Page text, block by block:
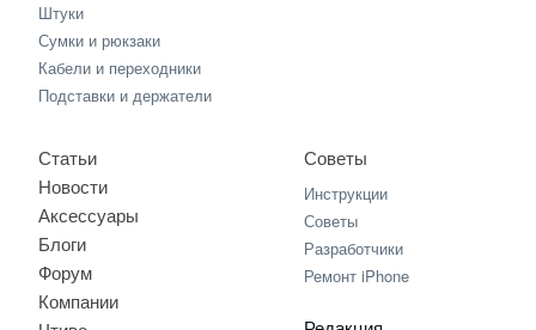
Штуки
Сумки и рюкзаки
Кабели и переходники
Подставки и держатели
Статьи
Новости
Аксессуары
Блоги
Форум
Компании
Советы
Инструкции
Советы
Разработчики
Ремонт iPhone